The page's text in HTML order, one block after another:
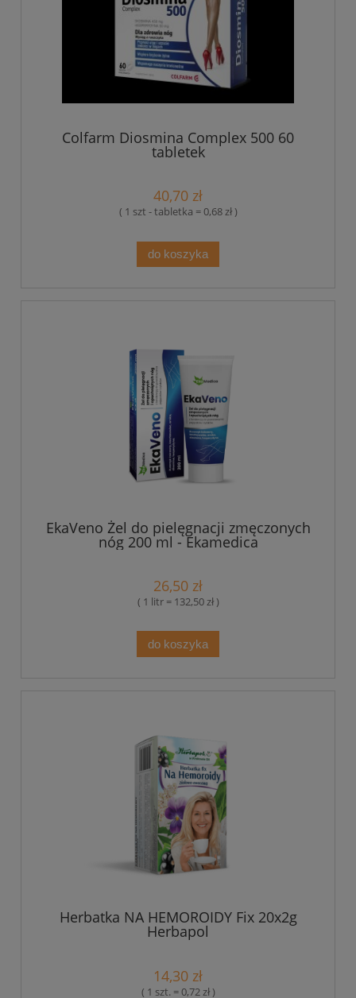
Colfarm Diosmina Complex 500 60
tabletek
40,70 zł
( 1 szt - tabletka = 0,68 zł )
do koszyka
EkaVeno Żel do pielęgnacji zmęczonych
nóg 200 ml - Ekamedica
26,50 zł
( 1 litr = 132,50 zł )
do koszyka
Herbatka NA HEMOROIDY Fix 20x2g
Herbapol
14,30 zł
( 1 szt. = 0,72 zł )